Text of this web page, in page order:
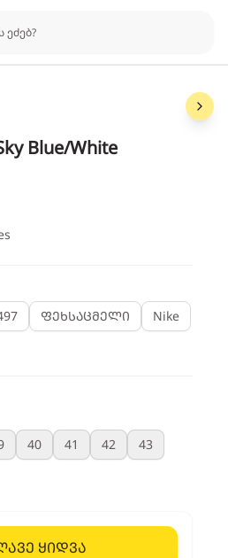
Blue/White
ფეხსაცმელი
Nike
40 41 42
43
ყიდვა